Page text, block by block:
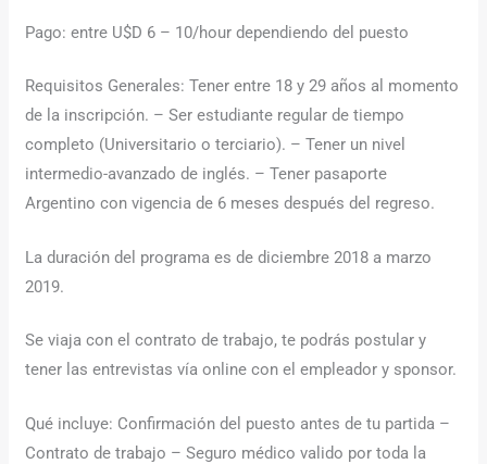
Pago: entre U$D 6 – 10/hour dependiendo del puesto
Requisitos Generales: Tener entre 18 y 29 años al momento
de la inscripción. – Ser estudiante regular de tiempo
completo (Universitario o terciario). – Tener un nivel
intermedio-avanzado de inglés. – Tener pasaporte
Argentino con vigencia de 6 meses después del regreso.
La duración del programa es de diciembre 2018 a marzo
2019.
Se viaja con el contrato de trabajo, te podrás postular y
tener las entrevistas vía online con el empleador y sponsor.
Qué incluye: Confirmación del puesto antes de tu partida –
Contrato de trabajo – Seguro médico valido por toda la